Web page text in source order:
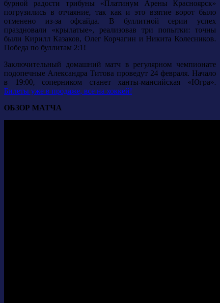
бурной радости трибуны «Платинум Арены Красноярск»
погрузились в отчаяние, так как и это взятие ворот было
отменено из-за офсайда. В буллитной серии успех
праздновали «крылатые», реализовав три попытки: точны
были Кирилл Казаков, Олег Корчагин и Никита Колесников.
Победа по буллитам 2:1!
Заключительный домашний матч в регулярном чемпионате
подопечные Александра Титова проведут 24 февраля. Начало
в 19:00, соперником станет ханты-мансийская «Югра».
Билеты уже в продаже, все на хоккей!
ОБЗОР МАТЧА